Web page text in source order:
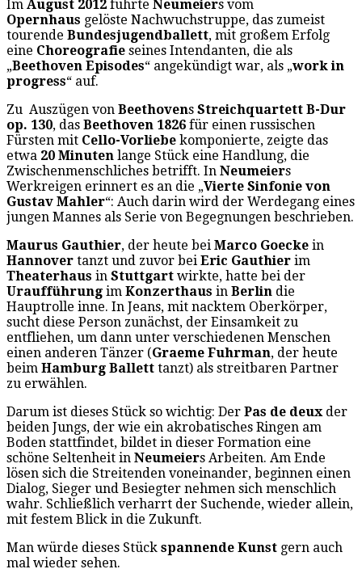
Im August 2012 führte Neumeiers vom
Opernhaus gelöste Nachwuchstruppe, das zumeist
tourende Bundesjugendballett, mit großem Erfolg
eine Choreografie seines Intendanten, die als
„Beethoven Episodes“ angekündigt war, als „work in
progress“ auf.
Zu Auszügen von Beethovens Streichquartett B-Dur
op. 130, das Beethoven 1826 für einen russischen
Fürsten mit Cello-Vorliebe komponierte, zeigte das
etwa 20 Minuten lange Stück eine Handlung, die
Zwischenmenschliches betrifft. In Neumeiers
Werkreigen erinnert es an die „Vierte Sinfonie von
Gustav Mahler“: Auch darin wird der Werdegang eines
jungen Mannes als Serie von Begegnungen beschrieben.
Maurus Gauthier, der heute bei Marco Goecke in
Hannover tanzt und zuvor bei Eric Gauthier im
Theaterhaus in Stuttgart wirkte, hatte bei der
Uraufführung im Konzerthaus in Berlin die
Hauptrolle inne. In Jeans, mit nacktem Oberkörper,
sucht diese Person zunächst, der Einsamkeit zu
entfliehen, um dann unter verschiedenen Menschen
einen anderen Tänzer (Graeme Fuhrman, der heute
beim Hamburg Ballett tanzt) als streitbaren Partner
zu erwählen.
Darum ist dieses Stück so wichtig: Der Pas de deux der
beiden Jungs, der wie ein akrobatisches Ringen am
Boden stattfindet, bildet in dieser Formation eine
schöne Seltenheit in Neumeiers Arbeiten. Am Ende
lösen sich die Streitenden voneinander, beginnen einen
Dialog, Sieger und Besiegter nehmen sich menschlich
wahr. Schließlich verharrt der Suchende, wieder allein,
mit festem Blick in die Zukunft.
Man würde dieses Stück spannende Kunst gern auch
mal wieder sehen.